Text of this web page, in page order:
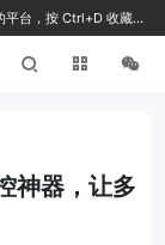
台，按 Ctrl+D 收藏我
神器，让多